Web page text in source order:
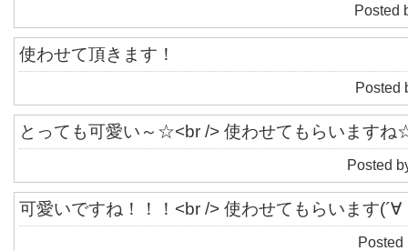
Posted
使わせて頂きます！
Posted
とっても可愛い～☆<br /> 使わせてもらいますね
Posted
可愛いですね！！！<br /> 使わせてもらいます(´∀
Posted